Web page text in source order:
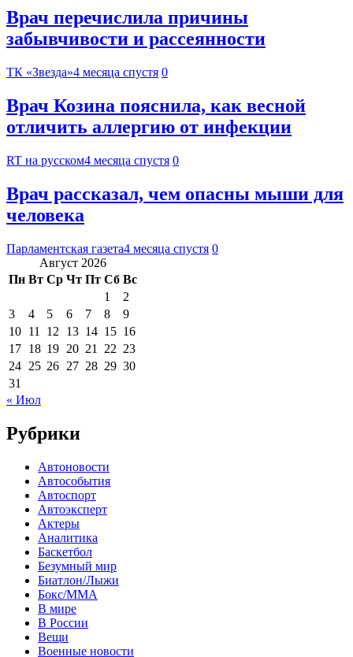
Врач перечислила причины
забывчивости и рассеянности
ТК «Звезда»4 месяца спустя 0
Врач Козина пояснила, как весной
отличить аллергию от инфекции
RT на русском4 месяца спустя 0
Врач рассказал, чем опасны мыши для
человека
Парламентская газета4 месяца спустя 0
Август 2026
Пн Вт Ср Чт Пт Сб Вс
1
2
3
4 5 6 7 8
9
10 11 12 13 14 15 16
17 18 19 20 21 22 23
24 25 26 27 28 29 30
31
« Июл
Рубрики
Автоновости
Автособытия
Автоспорт
Автоэксперт
Актеры
Аналитика
Баскетбол
Безумный мир
Биатлон/Лыжи
Бокс/MMA
В мире
В России
Вещи
Военные новости